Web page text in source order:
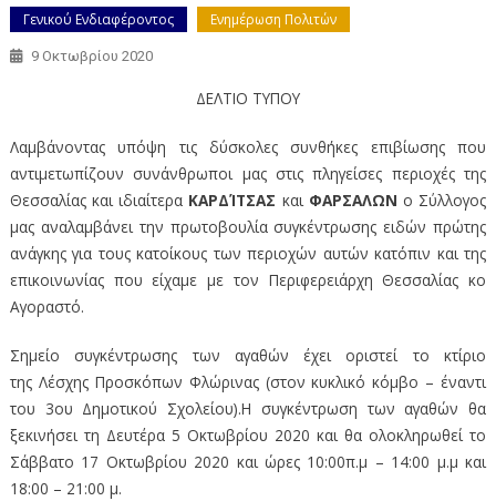
Γενικού Ενδιαφέροντος Ενημέρωση Πολιτών
9 Οκτωβρίου 2020
ΔΕΛΤΙΟ ΤΥΠΟΥ
Λαμβάνοντας υπόψη τις δύσκολες συνθήκες επιβίωσης που
αντιμετωπίζουν συνάνθρωποι μας στις πληγείσες περιοχές της
Θεσσαλίας και ιδιαίτερα ΚΑΡΔΊΤΣΑΣ και ΦΑΡΣΑΛΩΝ ο Σύλλογος
μας αναλαμβάνει την πρωτοβουλία συγκέντρωσης ειδών πρώτης
ανάγκης για τους κατοίκους των περιοχών αυτών κατόπιν και της
επικοινωνίας που είχαμε με τον Περιφερειάρχη Θεσσαλίας κο
Αγοραστό.
Σημείο συγκέντρωσης των αγαθών έχει οριστεί το κτίριο
τηςΛέσχης Προσκόπων Φλώρινας (στον κυκλικό κόμβο – έναντι
του 3ου Δημοτικού Σχολείου).Η συγκέντρωση των αγαθών θα
ξεκινήσει τη Δευτέρα 5 Οκτωβρίου 2020 και θα ολοκληρωθεί τo
Σάββατο 17 Οκτωβρίου 2020 και ώρες 10:00π.μ – 14:00 μ.μ και
18:00 – 21:00 μ.